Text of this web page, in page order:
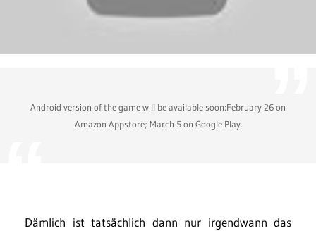
Android version of the game will be available soon:February 26 on
Amazon Appstore; March 5 on Google Play.
Dämlich ist tatsächlich dann nur irgendwann das